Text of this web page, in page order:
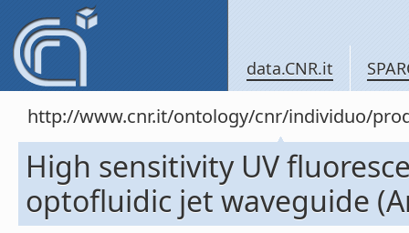
data.CNR.it
http://www.cnr.it/ontology/cnr/individuo/
High sensitivity UV
optofluidic jet waveguide